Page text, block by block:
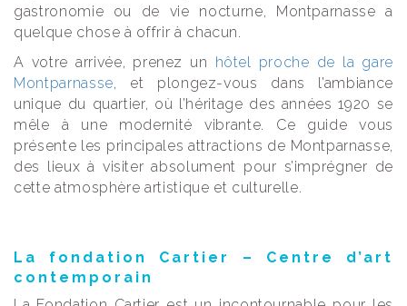
gastronomie ou de vie nocturne, Montparnasse a
quelque chose à offrir à chacun.
A votre arrivée, prenez un hôtel proche de la gare
Montparnasse , et plongez-vous dans l’ambiance
unique du quartier, où l’héritage des années 1920 se
mêle à une modernité vibrante. Ce guide vous
présente les principales attractions de Montparnasse,
des lieux à visiter absolument pour s’imprégner de
cette atmosphère artistique et culturelle.
La fondation Cartier – Centre d’art
contemporain